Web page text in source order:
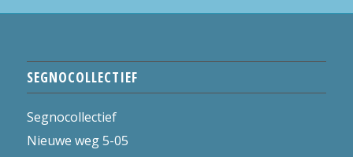
SEGNOCOLLECTIEF
Segnocollectief
Nieuwe weg 5-05